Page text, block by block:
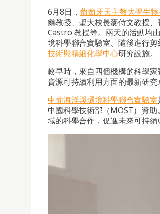
6月8日， 葡萄牙天主教大學生
爾教授、聖大校長麥侍文教授
Castro 教授等。兩天的活動均
境科學聯合實驗室、隨後進行
技術與精細化學中心研究設施。
較早時，來自四個機構的科學
資源可持續利用方面的最新研究
中葡海洋與環境科學聯合實驗室
中國科學技術部（MOST）資
域的科學合作，促進未來可持續